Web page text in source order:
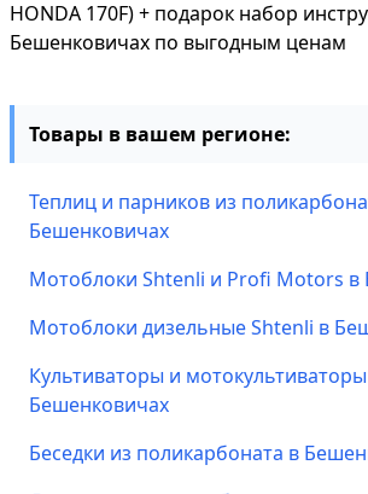
HONDA 170F) + подарок набор
Бешенковичах по выгодным ценам
Товары в вашем регионе:
Теплиц и парников из
Бешенковичах
Мотоблоки Shtenli и Profi Motors в
Мотоблоки дизельные Shtenli в
Культиваторы и
Бешенковичах
Беседки из поликарбоната в